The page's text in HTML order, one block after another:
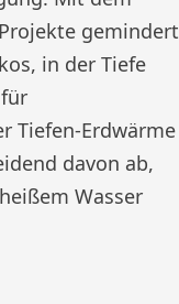
gemindert
in der Tiefe
Tiefen-Erdwärme
davon ab,
Wasser